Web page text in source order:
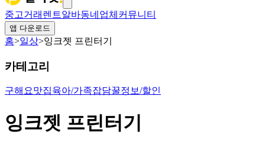
중고거래 렌트알바동네업체 커뮤니티
앱 다운로드
홈>일상>잉크젯 프린터기
카테고리
구해요맛집육아/가족잡담꿀정보/할인
잉크젯 프린터기